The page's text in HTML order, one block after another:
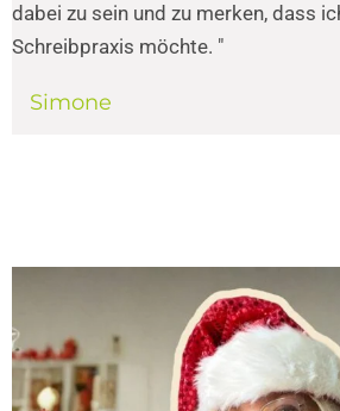
dabei zu sein und zu merken, dass
Schreibpraxis möchte. "
Simone